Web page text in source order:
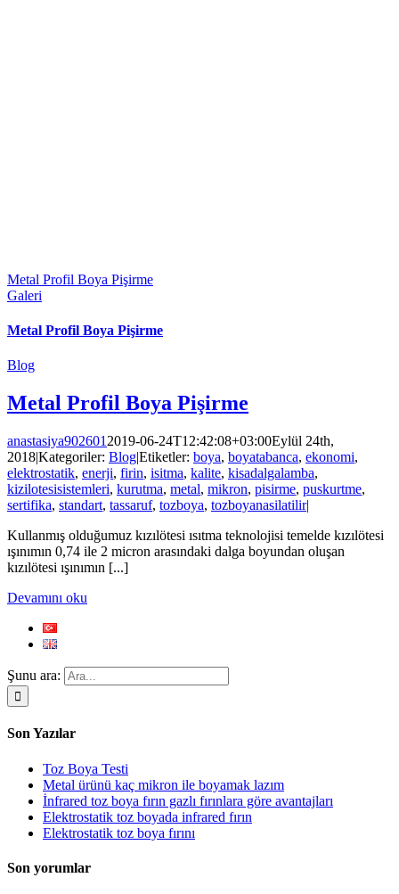
Metal Profil Boya Pişirme
Galeri
Metal Profil Boya Pişirme
Blog
Metal Profil Boya Pişirme
anastasiya902601 2019-06-24T12:42:08+03:00Eylül 24th,
2018|Kategoriler: Blog|Etiketler: boya, boyatabanca, ekonomi,
elektrostatik, enerji, firin, isitma, kalite, kisadalgalamba,
kizilotesisistemleri, kurutma, metal, mikron, pisirme, puskurtme,
sertifika, standart, tassaruf, tozboya, tozboyanasilatilir|
Kullanmış olduğumuz kızılötesi ısıtma teknolojisi temelde kızılötesi
ışınımın 0,74 ile 2 micron arasındaki dalga boyundan oluşan
kızılötesi ışınımın [...]
Devamını oku
Şunu ara:
Son Yazılar
Toz Boya Testi
Metal ürünü kaç mikron ile boyamak lazım
İnfrared toz boya fırın gazlı fırınlara göre avantajları
Elektrostatik toz boyada infrared fırın
Elektrostatik toz boya fırını
Son yorumlar